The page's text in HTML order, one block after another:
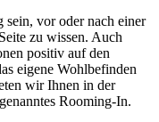
sein, vor oder nach einer
zu wissen. Auch
positiv auf den
eigene Wohlbefinden
wir Ihnen in der
Rooming-In.